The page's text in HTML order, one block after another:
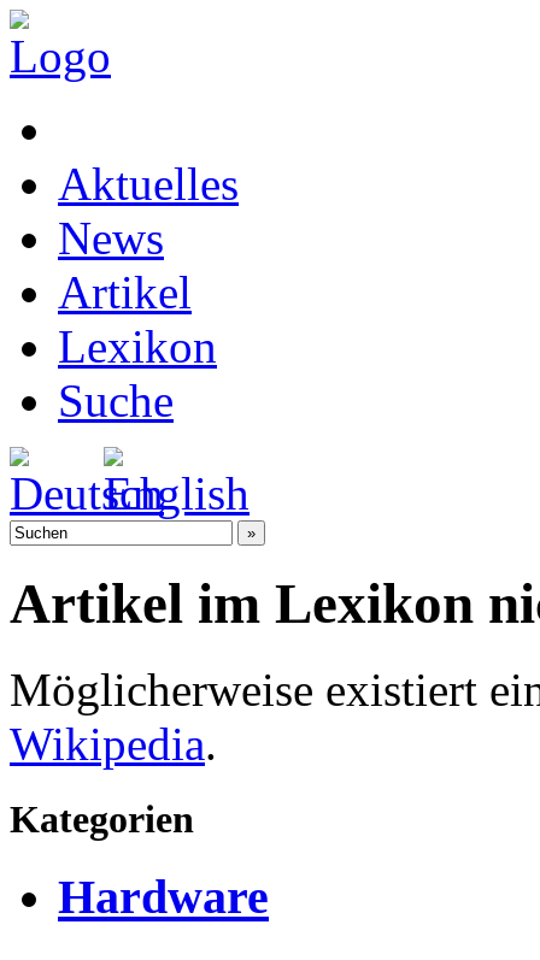
Aktuelles
News
Artikel
Lexikon
Suche
Artikel im Lexikon
Möglicherweise existiert
Wikipedia.
Kategorien
Hardware